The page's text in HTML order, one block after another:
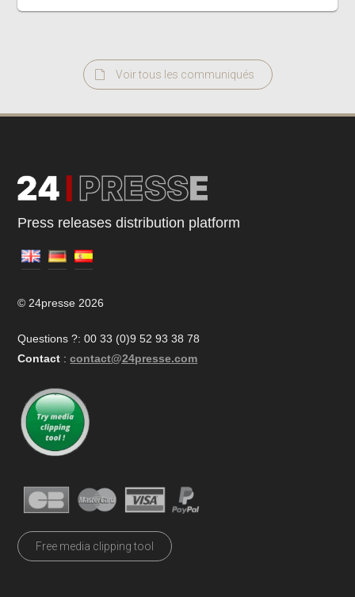
Voir tous les communiqués
Press releases distribution platform
© 24presse 2026
Questions ?: 00 33 (0)9 52 93 38 78
Contact : contact@24presse.com
Free media clipping tool